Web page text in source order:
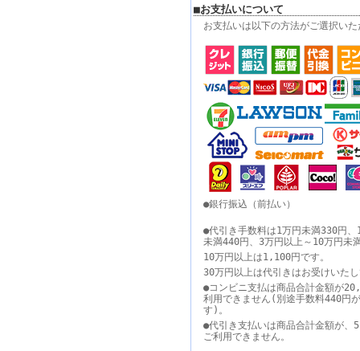
■お支払いについて
お支払いは以下の方法がご選択い
●銀行振込（前払い）
●代引き手数料は1万円未満330円
未満440円、3万円以上～10万円未
10万円以上は1,100円です。
30万円以上は代引きはお受けいた
●コンビニ支払は商品合計金額が
利用できません(別途手数料440円
す)。
●代引き支払いは商品合計金額が、
ご利用できません。